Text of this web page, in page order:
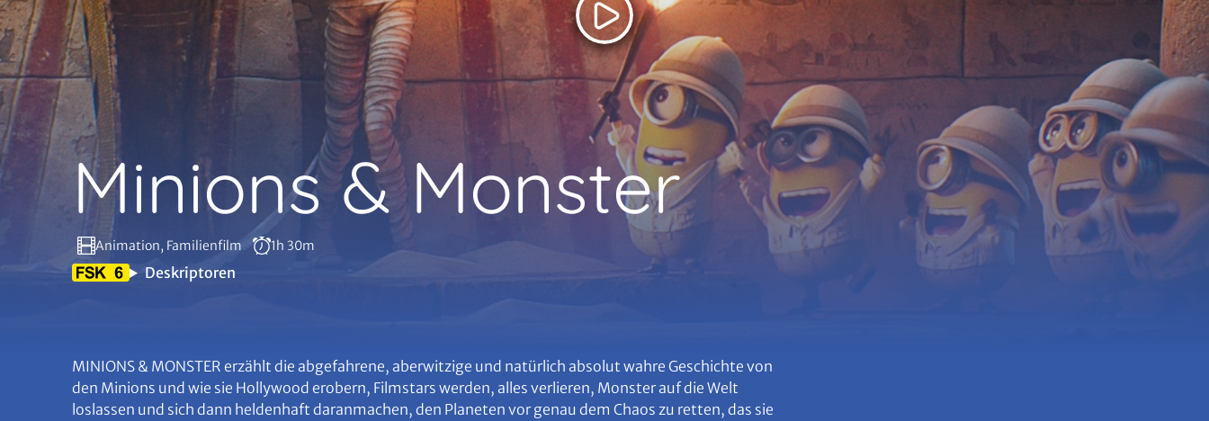
Minions & Monster
Animation, Familienfilm 1h 30m
Deskriptoren
MINIONS & MONSTER erzählt die abgefahrene, aberwitzige und natürlich absolut wahre Geschichte von
den Minions und wie sie Hollywood erobern, Filmstars werden, alles verlieren, Monster auf die Welt
loslassen und sich dann heldenhaft daranmachen, den Planeten vor genau dem Chaos zu retten, das sie